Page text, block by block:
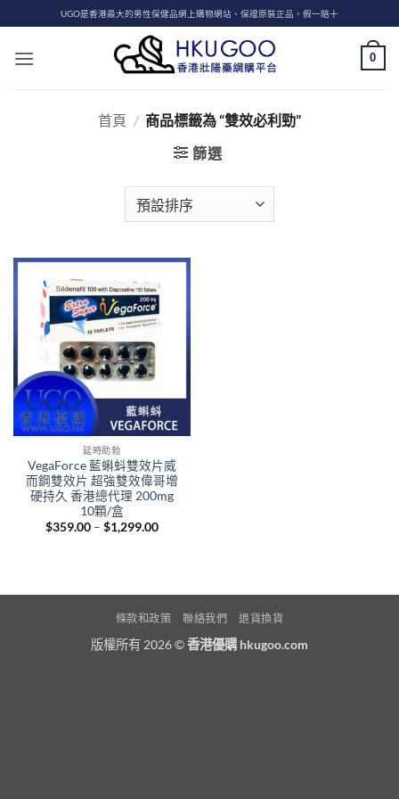
to
content
UGO是香港最大的男性保健品網上購物網站、保證原裝正品，假一賠十
0
首頁 / 商品標籤為 “雙效必利勁”
篩選
延時助勃
VegaForce 藍蝌蚪雙效片威
而鋼雙效片 超強雙效偉哥增
硬持久 香港總代理 200mg
10顆/盒
$359.00 – $1,299.00Price
條款和政策 聯絡我們 退貨換貨
版權所有 2026 ©香港優購 hkugoo.com